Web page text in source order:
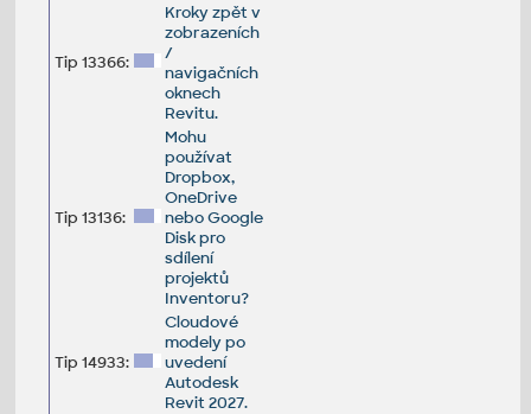
Tip 13366:
Kroky zpět v
zobrazeních
/
navigačních
oknech
Revitu.
Tip 13136:
Mohu
používat
Dropbox,
OneDrive
nebo Google
Disk pro
sdílení
projektů
Inventoru?
Tip 14933:
Cloudové
modely po
uvedení
Autodesk
Revit 2027.